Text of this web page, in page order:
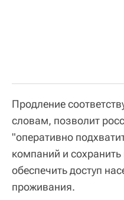
Продление
словам, позволит
"оперативно
компаний и
обеспечить доступ
проживания.